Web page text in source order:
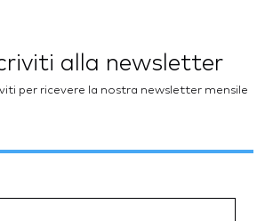
alla newsletter
per ricevere la nostra newsletter mensile